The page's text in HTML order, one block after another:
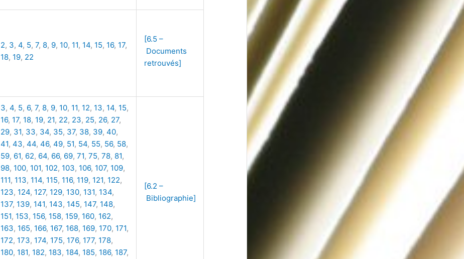
2, 3, 4, 5, 7, 8, 9, 10, 11, 14, 15, 16, 17,
18, 19, 22
[6.5 –
Documents
retrouvés]
3, 4, 5, 6, 7, 8, 9, 10, 11, 12, 13, 14, 15,
16, 17, 18, 19, 21, 22, 23, 25, 26, 27,
29, 31, 33, 34, 35, 37, 38, 39, 40,
41, 43, 44, 46, 49, 51, 54, 55, 56, 58,
59, 61, 62, 64, 66, 69, 71, 75, 78, 81,
98, 100, 101, 102, 103, 106, 107, 109,
111, 113, 114, 115, 116, 119, 121, 122,
123, 124, 127, 129, 130, 131, 134,
137, 139, 141, 143, 145, 147, 148,
151, 153, 156, 158, 159, 160, 162,
163, 165, 166, 167, 168, 169, 170, 171,
172, 173, 174, 175, 176, 177, 178,
180, 181, 182, 183, 184, 185, 186, 187,
[6.2 –
Bibliographie]